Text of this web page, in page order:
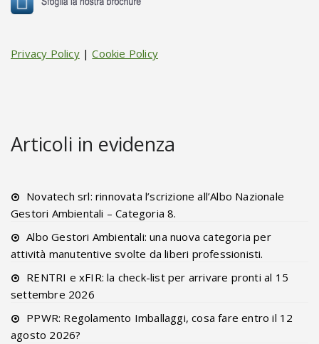
Privacy Policy|Cookie Policy
Articoli in evidenza
Novatech srl: rinnovata l’scrizione all’Albo Nazionale
Gestori Ambientali – Categoria 8.
Albo Gestori Ambientali: una nuova categoria per
attività manutentive svolte da liberi professionisti.
RENTRI e xFIR: la check-list per arrivare pronti al 15
settembre 2026
PPWR: Regolamento Imballaggi, cosa fare entro il 12
agosto 2026?